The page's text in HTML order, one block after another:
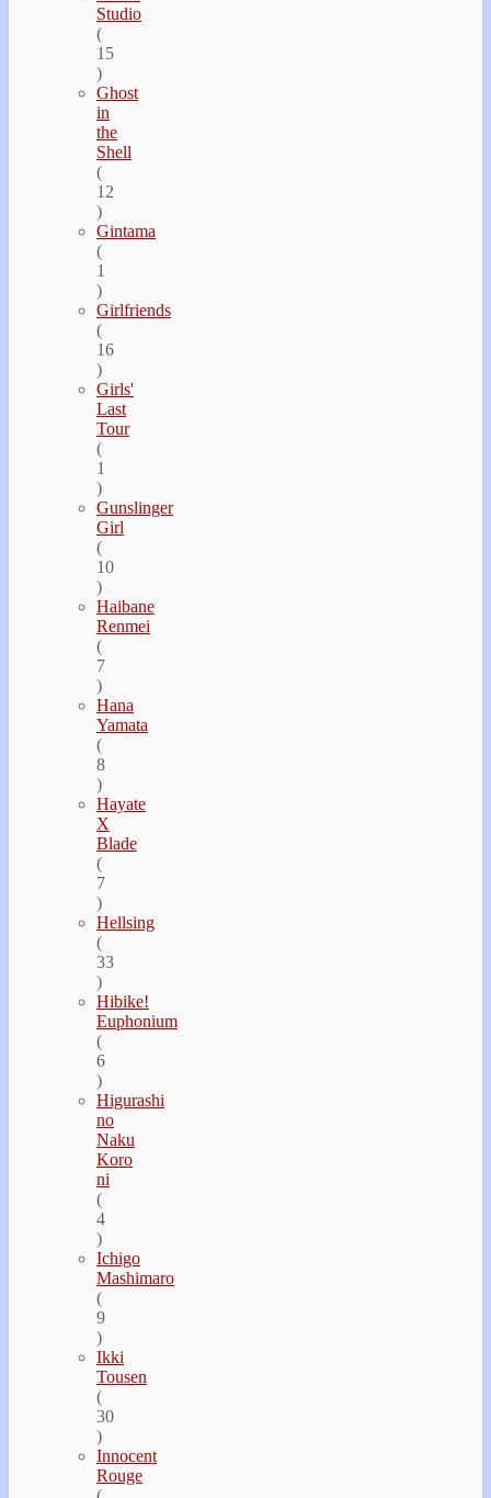
Studio
(
15
)
Ghost
in
the
Shell
(
12
)
Gintama
(
1
)
Girlfriends
(
16
)
Girls'
Last
Tour
(
1
)
Gunslinger
Girl
(
10
)
Haibane
Renmei
(
7
)
Hana
Yamata
(
8
)
Hayate
Х
Blade
(
7
)
Hellsing
(
33
)
Hibike!
Euphonium
(
6
)
Higurashi
no
Naku
Koro
ni
(
4
)
Ichigo
Mashimaro
(
9
)
Ikki
Tousen
(
30
)
Innocent
Rouge